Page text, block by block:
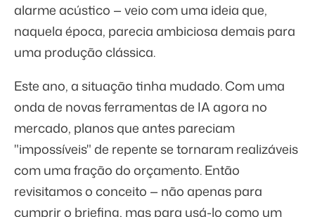
alarme acústico — veio com uma ideia que,
naquela época, parecia ambiciosa demais para
uma produção clássica.
Este ano, a situação tinha mudado. Com uma
onda de novas ferramentas de IA agora no
mercado, planos que antes pareciam
"impossíveis" de repente se tornaram realizáveis
com uma fração do orçamento. Então
revisitamos o conceito — não apenas para
cumprir o briefing, mas para usá-lo como um